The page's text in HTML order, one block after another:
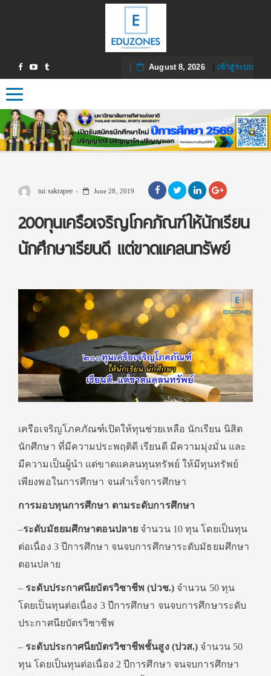
August 8, 2026| เข้าสู่ระบบ
Toggle navigation
tui sakrapee June 28, 2019
200ทุนเครือเจริญโภคภัณฑ์ให้นักเรียน
นักศึกษาเรียนดี แต่ขาดแคลนทรัพย์
เครือเจริญโภคภัณฑ์เปิดให้ทุนช่วยเหลือ นักเรียน นิสิต
นักศึกษา ที่มีความประพฤติดี เรียนดี มีความมุ่งมั่น และ
มีความเป็นผู้นํา แต่ขาดแคลนทุนทรัพย์ ให้มีทุนทรัพย์
เพียงพอในการศึกษา จนสําเร็จการศึกษา
การมอบทุนการศึกษา ตามระดับการศึกษา
–ระดับมัธยมศึกษาตอนปลาย จํานวน 10 ทุน โดยเป็นทุน
ต่อเนื่อง 3 ปีการศึกษา จนจบการศึกษาระดับมัธยมศึกษา
ตอนปลาย
– ระดับประกาศนียบัตรวิชาชีพ (ปวช.)จํานวน 50 ทุน
โดยเป็นทุนต่อเนื่อง 3 ปีการศึกษา จนจบการศึกษาระดับ
ประกาศนียบัตรวิชาชีพ
– ระดับประกาศนียบัตรวิชาชีพชั้นสูง (ปวส.) จํานวน 50
ทุน โดยเป็นทุนต่อเนื่อง 2 ปีการศึกษา จนจบการศึกษา